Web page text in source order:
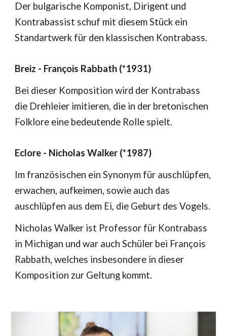
Der bulgarische Komponist, Dirigent und
Kontrabassist schuf mit diesem Stück ein
Standartwerk für den klassischen Kontrabass.
Breiz - François Rabbath (*1931)
Bei dieser Komposition wird der Kontrabass
die Drehleier imitieren, die in der bretonischen
Folklore eine bedeutende Rolle spielt.
Eclore - Nicholas Walker (*1987)
Im französischen ein Synonym für auschlüpfen,
erwachen, aufkeimen, sowie auch das
auschlüpfen aus dem Ei, die Geburt des Vogels.
Nicholas Walker ist Professor für Kontrabass
in Michigan und war auch Schüler bei François
Rabbath, welches insbesondere in dieser
Komposition zur Geltung kommt.